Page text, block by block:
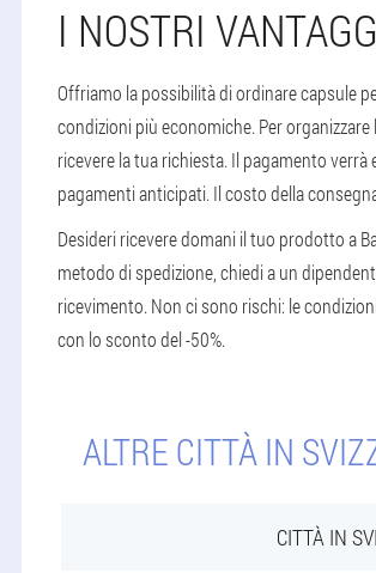
I NOSTRI
Offriamo la possibilità di ordinare capsule
condizioni più economiche. Per
ricevere la tua richiesta. Il pagamento
pagamenti anticipati. Il costo della
Desideri ricevere domani il tuo prodotto a
metodo di spedizione, chiedi a un
ricevimento. Non ci sono rischi: le
con lo sconto del -50%.
ALTRE CITTÀ IN
CITTÀ IN